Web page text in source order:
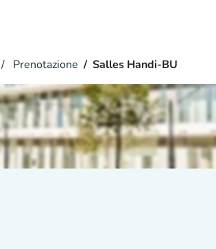
Prenotazione Salles Handi-BU